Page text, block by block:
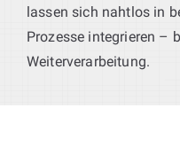
lassen sich nahtlos in
Prozesse integrieren –
Weiterverarbeitung.